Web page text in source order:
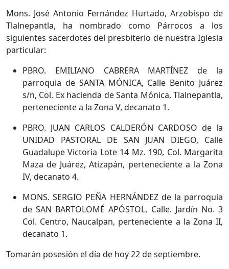
Mons. José Antonio Fernández Hurtado, Arzobispo de
Tlalnepantla, ha nombrado como Párrocos a los
siguientes sacerdotes del presbiterio de nuestra Iglesia
particular:
PBRO. EMILIANO CABRERA MARTÍNEZ de la
parroquia de SANTA MÓNICA, Calle Benito Juárez
s/n, Col. Ex hacienda de Santa Mónica, Tlalnepantla,
perteneciente a la Zona V, decanato 1.
PBRO. JUAN CARLOS CALDERÓN CARDOSO de la
UNIDAD PASTORAL DE SAN JUAN DIEGO, Calle
Guadalupe Victoria Lote 14 Mz. 190, Col. Margarita
Maza de Juárez, Atizapán, perteneciente a la Zona
IV, decanato 4.
MONS. SERGIO PEÑA HERNÁNDEZ de la parroquia
de SAN BARTOLOMÉ APÓSTOL, Calle. Jardín No. 3
Col. Centro, Naucalpan, perteneciente a la Zona II,
decanato 1.
Tomarán posesión el día de hoy 22 de septiembre.